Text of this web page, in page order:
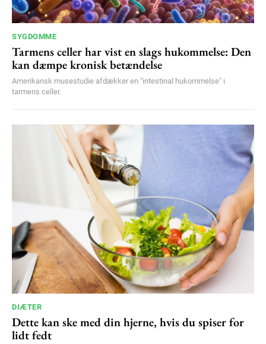
SYGDOMME
Tarmens celler har vist en slags hukommelse: Den
kan dæmpe kronisk betændelse
Amerikansk musestudie afdækker en "intestinal hukommelse" i
tarmens celler.
DIÆTER
Dette kan ske med din hjerne, hvis du spiser for
lidt fedt